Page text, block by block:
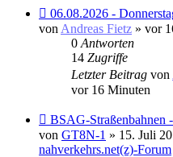
Neuer
Beitrag
06.08.2026 -
von Andreas Fietz » vor
0 Antworten
14 Zugriffe
Letzter Beitrag von
vor 16 Minuten
Neuer
Beitrag
BSAG-Straßenbahnen
von GT8N-1 » 15. Juli
nahverkehrs.net(z)-Forum